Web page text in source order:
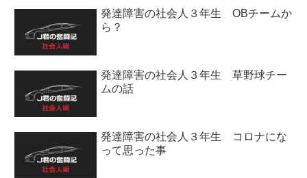
発達障害の社会人３年生 OBチームか
ら？
発達障害の社会人３年生 草野球チー
ムの話
発達障害の社会人３年生 コロナにな
って思った事